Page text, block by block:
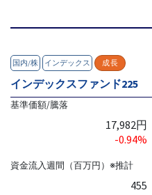
国内/株 インデックス 成長
インデックスファンド225
基準価額/騰落
17,982円
-0.94%
資金流入週間（百万円）※推計
455